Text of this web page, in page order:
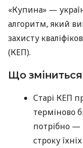
«Купина» —
алгоритм, який
захисту
(КЕП).
Що
Старі КЕП
терміново
потрібно —
строку